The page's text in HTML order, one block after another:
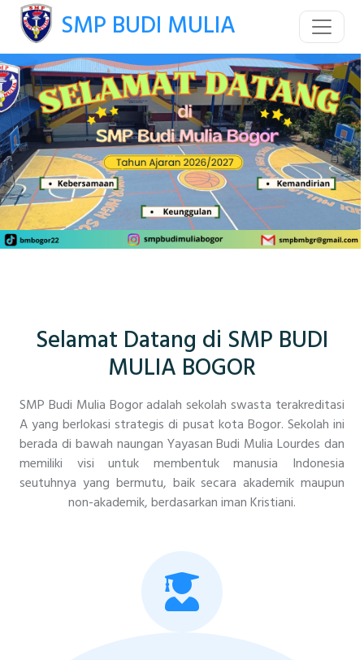
SMP BUDI MULIA
Selamat Datang di SMP BUDI
MULIA BOGOR
SMP Budi Mulia Bogor adalah sekolah swasta terakreditasi
A yang berlokasi strategis di pusat kota Bogor. Sekolah ini
berada di bawah naungan Yayasan Budi Mulia Lourdes dan
memiliki visi untuk membentuk manusia Indonesia
seutuhnya yang bermutu, baik secara akademik maupun
non-akademik, berdasarkan iman Kristiani.